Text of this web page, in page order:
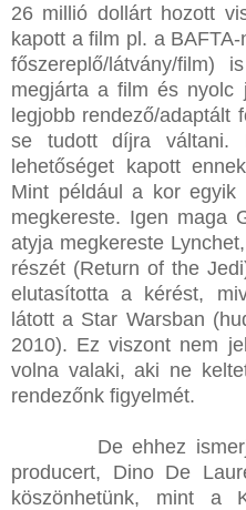
26 millió dollárt hozott
kapott a film pl. a
főszereplő/látvány/film)
megjárta a film és nyolc
legjobb rendező/adaptált
se tudott díjra váltani.
lehetőséget kapott
Mint például a kor egyik
megkereste. Igen maga
atyja megkereste
részét (Return of the
elutasította a kérést,
látott a Star Warsban
2010). Ez viszont nem
volna valaki, aki ne
rendezőnk figyelmét.
De ehhez
producert, Dino De
köszönhetünk, mint a